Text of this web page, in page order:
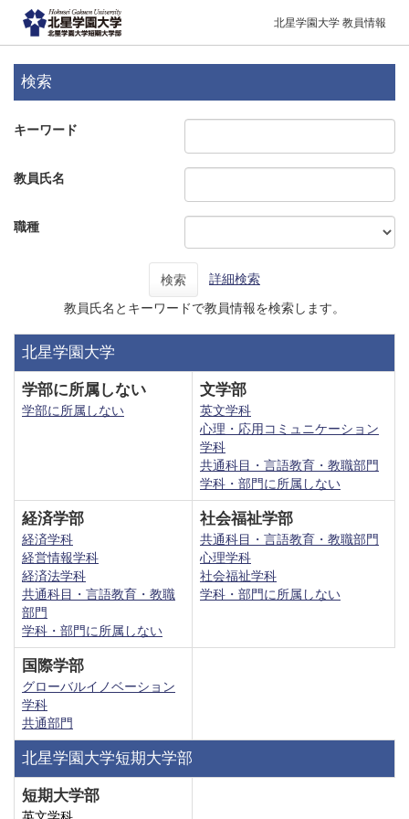
北星学園大学 教員情報
検索
キーワード
教員氏名
職種
検索 詳細検索
教員氏名とキーワードで教員情報を検索します。
北星学園大学
学部に所属しない
学部に所属しない
文学部
英文学科
心理・応用コミュニケーション
学科
共通科目・言語教育・教職部門
学科・部門に所属しない
経済学部
経済学科
経営情報学科
経済法学科
共通科目・言語教育・教職
部門
学科・部門に所属しない
社会福祉学部
共通科目・言語教育・教職部門
心理学科
社会福祉学科
学科・部門に所属しない
国際学部
グローバルイノベーション
学科
共通部門
北星学園大学短期大学部
短期大学部